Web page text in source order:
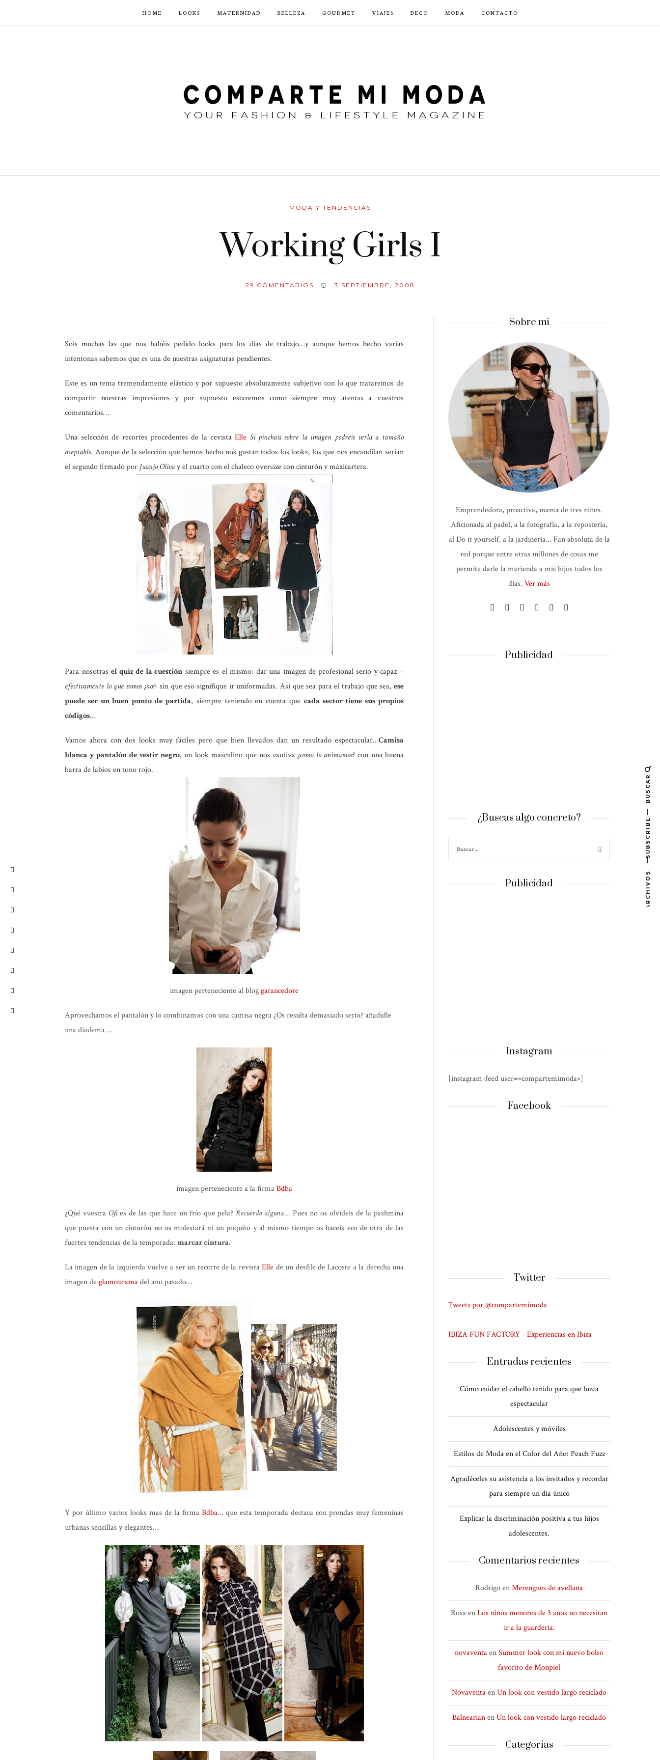
HOME LOOKS MATERNIDAD BELLEZA GOURMET VIAJES DECO MODA CONTACTO
MODA Y TENDENCIAS
Working Girls I
29 COMENTARIOS 3 SEPTIEMBRE, 2008
Sois muchas las que nos habéis pedido looks para los días de trabajo…y aunque hemos hecho varias
intentonas sabemos que es una de nuestras asignaturas pendientes.
Este es un tema tremendamente elástico y por supuesto absolutamente subjetivo con lo que trataremos de
compartir nuestras impresiones y por supuesto estaremos como siempre muy atentas a vuestros
comentarios…
Una selección de recortes procedentes de la revistaElle Si pinchais sobre la imagen podréis verla a tamaño
aceptable. Aunque de la selección que hemos hecho nos gustan todos los looks, los que nos encandilan serían
el segundo firmado por Juanjo Olivay el cuarto con el chaleco oversize con cinturón y máxicartera.
Para nosotrasel quiz de la cuestión siempre es el mismo: dar una imagen de profesional serio y capaz–
efectivamente lo que somos ¿no?- sin que eso signifique ir uniformadas. Así que sea para el trabajo que sea,ese
puede ser un buen punto de partida, siempre teniendo en cuenta que cada sector tiene sus propios
códigos…
Vamos ahora con dos looks muy fáciles pero que bien llevados dan un resultado espectacular…Camisa
blanca y pantalón de vestir negro, un look masculino que nos cautiva¿como lo animamos? con una buena
barra de labios en tonorojo.
imagen perteneciente al bloggarancedore
Aprovechamos el pantalón y lo combinamos con una camisa negra ¿Os resulta demasiado serio? añadidle
una diadema …
imagen perteneciente a la firmaBdba
¿Qué vuestra Ofi es de las que hace un frío que pela? Recuerdo alguna…. Pues no os olvideis de la pashmina
que puesta con un cinturón no os molestará ni un poquito y al mismo tiempo os haceis eco de otra de las
fuertes tendencias de la temporada: marcar cintura.
La imagen de la izquierda vuelve a ser un recorte de la revista Elle de un desfile de Lacoste a la derecha una
imagen deglamouramadel año pasado…
Y por último varios looks mas de la firma Bdba… que esta temporada destaca con prendas muy femeninas
urbanas sencillas y elegantes…
Sobre mi
Emprendedora, proactiva, mama de tres niños.
Aficionada al padel, a la fotografía, a la repostería,
al Do it yourself, a la jardinería… Fan absoluta de la
red porque entre otras millones de cosas me
permite darle la merienda a mis hijos todos los
días. Ver más
Publicidad
¿Buscas algo concreto?
Publicidad
Instagram
[instagram-feed user=»compartemimoda»]
Facebook
Twitter
Tweets por @compartemimoda
IBIZA FUN FACTORY - Experiencias en Ibiza
Entradas recientes
Cómo cuidar el cabello teñido para que luzca
espectacular
Adolescentes y móviles
Estilos de Moda en el Color del Año: Peach Fuzz
Agradéceles su asistencia a los invitados y recordar
para siempre un día único
Explicar la discriminación positiva a tus hijos
adolescentes.
Comentarios recientes
RodrigoenMerengues de avellana
RosaenLos niños menores de 3 años no necesitan
ir a la guardería.
novaventaenSummer look con mi nuevo bolso
favorito de Monpiel
NovaventaenUn look con vestido largo reciclado
BalnearianenUn look con vestido largo reciclado
Categorías
BUSCAR
SUBSCRIBE
ARCHIVOS